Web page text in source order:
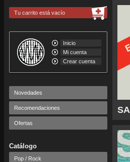
Tu carrito está vacío
Inicio
Mi cuenta
Crear cuenta
Novedades
Recomendaciones
Ofertas
Catálogo
Pop / Rock